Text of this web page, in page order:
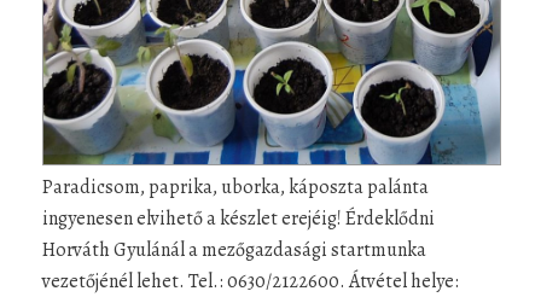
Paradicsom, paprika, uborka, káposzta palánta
ingyenesen elvihető a készlet erejéig! Érdeklődni
Horváth Gyulánál a mezőgazdasági startmunka
vezetőjénél lehet. Tel.: 0630/2122600. Átvétel helye: